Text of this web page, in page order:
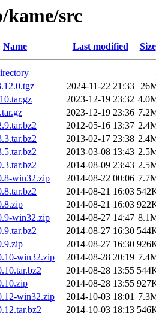
kame/src
Name Last modified Size
2024-11-22 21:33
2023-12-19 23:32
2023-12-19 23:36
2012-05-16 13:37
2013-02-17 23:38
2013-03-08 13:43
2014-08-09 23:43
win32.zip
2014-08-22 00:06
2014-08-21 16:03
2014-08-21 16:03
win32.zip
2014-08-27 14:47
2014-08-27 16:30
2014-08-27 16:30
win32.zip
2014-08-28 20:19
2014-08-28 13:55
2014-08-28 13:55
win32.zip
2014-10-03 18:01
2014-10-03 18:13